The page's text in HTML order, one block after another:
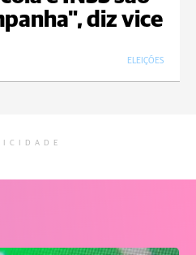
diz vice
ELEIÇÕES